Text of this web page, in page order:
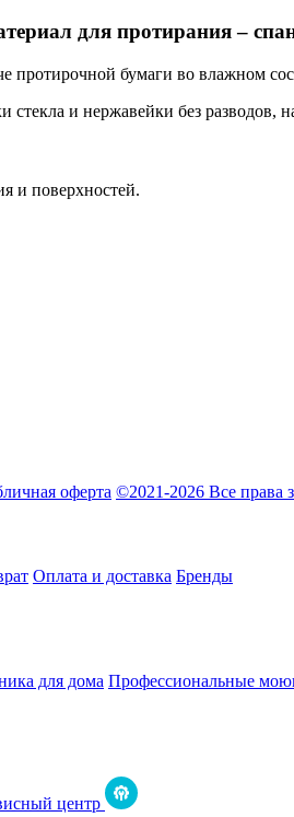
для протирания –
протирочной бумаги во влажном
и нержавейки без разводов,
и поверхностей.
оферта ©2021-2026 Все права
Оплата и доставка Бренды
для дома Профессиональные
центр